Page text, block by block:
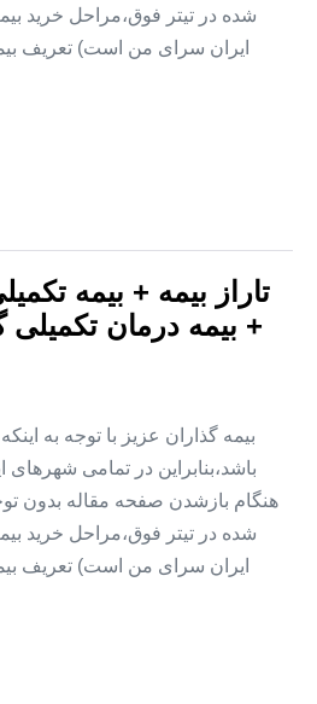
شده در تیتر فوق،مراحل خرید بیمه
ایران سرای من است) تعریف
تاراز بیمه + بیمه
+ بیمه درمان تکمیلی
بیمه گذاران عزیز با توجه به
باشد،بنابراین در تمامی شهرهای
هنگام بازشدن صفحه مقاله بدون
شده در تیتر فوق،مراحل خرید بیمه
ایران سرای من است) تعریف